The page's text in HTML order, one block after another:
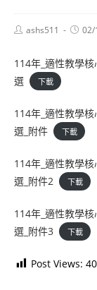
Postashs511
Post02/
114年_適性教學
選
下載
114年_適性教學
選_附件
下載
114年_適性教學
選_附件2
下載
114年_適性教學
選_附件3
下載
Post Views: